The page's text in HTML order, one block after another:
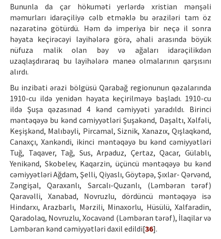
Bununla da çar hökuməti yerlərdə xristian mənşəli
məmurları idarəçiliyə cəlb etməklə bu əraziləri tam öz
nəzarətinə götürdü. Həm də imperiya bir neçə il sonra
həyata keçirəcəyi layihələrə görə, əhali arasında böyük
nüfuza malik olan bəy və ağaları idarəçilikdən
uzaqlaşdıraraq bu layihələrə maneə olmalarının qarşısını
alırdı.
Bu inzibati ərazi bölgüsü Qarabağ regionunun qəzalarında
1910-cu ildə yenidən həyata keçirilməyə başladı. 1910-cu
ildə Şuşa qəzasınad 4 kənd cəmiyyəti yaradıldı. Birinci
məntəqəyə bu kənd cəmiyyətləri Şuşakənd, Daşaltı, Xəlfəli,
Keşişkənd, Malıbəyli, Pircamal, Siznik, Xanazıx, Qışlaqkənd,
Canaxçı, Xankəndi, ikinci məntəqəyə bu kənd cəmiyyətləri
Tuğ, Taqaver, Tağ, Sus, Arpaduz, Çertaz, Qacar, Gülablı,
Yenikənd, Skobelev, Kaqarzin, üçüncü məntəqəyə bu kənd
cəmiyyətləri Ağdam, Şelli, Qiyaslı, Göytəpə, Şıxlar- Qərvənd,
Zəngişal, Qaraxanlı, Sarcalı-Quzanlı, (Ləmbəran tərəf)
Qaravəlli, Xanabad, Novruzlu, dördüncü məntəqəyə isə
Hindarxı, Arazbarlı, Mərzili, Minaxorlu, Hüsülü, Xalfaradin,
Qaradolaq, Novruzlu, Xocavənd (Ləmbəran tərəf), İlaqilar və
Ləmbəran kənd cəmiyyətləri daxil edildi[36].